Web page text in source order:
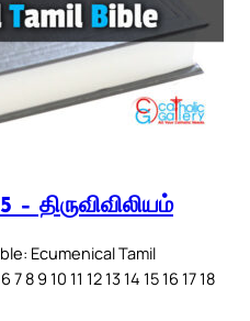
திருவிவிலியம்
Ecumenical Tamil
8 9 10 11 12 13 14 15 16 17 18